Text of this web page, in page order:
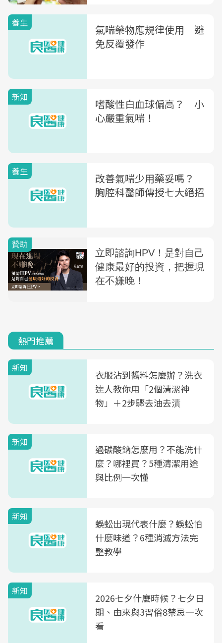
養生
氣喘藥物應規律使用 避
免反覆發作
新知
嗜酸性白血球偏高？ 小
心嚴重氣喘！
養生
改善氣喘少用藥妥嗎？
胸腔科醫師傳授七大絕招
熱門推薦
新知
衣服沾到醬料怎麼辦？洗衣
達人教你用「2個清潔神
物」＋2步驟去油去漬
新知
過碳酸鈉怎麼用？不能洗什
麼？哪裡買？5種清潔用途
與比例一次懂
新知
蜈蚣出現代表什麼？蜈蚣怕
什麼味道？6種消滅方法完
整教學
新知
2026七夕什麼時候？七夕日
期、由來與3習俗8禁忌一次
看